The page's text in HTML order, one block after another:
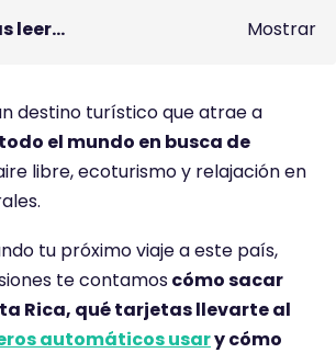
leer... Mostrar
destino turístico que atrae a
el mundo en busca de
libre, ecoturismo y relajación en
tu próximo viaje a este país,
te contamoscómo sacar
Rica, qué tarjetas llevarte al
automáticos usary cómo